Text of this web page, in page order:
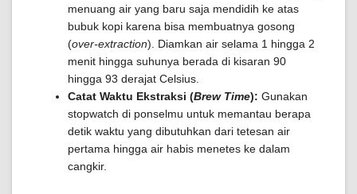
menuang air yang baru saja mendidih ke atas
bubuk kopi karena bisa membuatnya gosong
(over-extraction). Diamkan air selama 1 hingga 2
menit hingga suhunya berada di kisaran 90
hingga 93 derajat Celsius.
Catat Waktu Ekstraksi (Brew Time): Gunakan
stopwatch di ponselmu untuk memantau berapa
detik waktu yang dibutuhkan dari tetesan air
pertama hingga air habis menetes ke dalam
cangkir.